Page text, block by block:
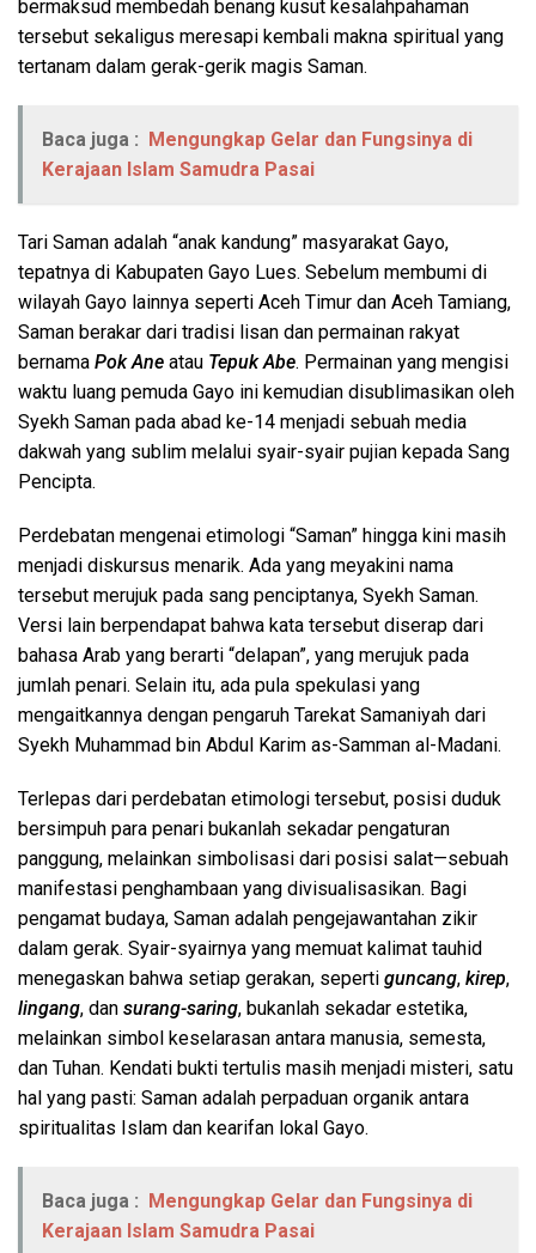
bermaksud membedah benang kusut kesalahpahaman
tersebut sekaligus meresapi kembali makna spiritual yang
tertanam dalam gerak-gerik magis Saman.
Baca juga : Mengungkap Gelar dan Fungsinya di
Kerajaan Islam Samudra Pasai
Tari Saman adalah “anak kandung” masyarakat Gayo,
tepatnya di Kabupaten Gayo Lues. Sebelum membumi di
wilayah Gayo lainnya seperti Aceh Timur dan Aceh Tamiang,
Saman berakar dari tradisi lisan dan permainan rakyat
bernama Pok Ane atau Tepuk Abe. Permainan yang mengisi
waktu luang pemuda Gayo ini kemudian disublimasikan oleh
Syekh Saman pada abad ke-14 menjadi sebuah media
dakwah yang sublim melalui syair-syair pujian kepada Sang
Pencipta.
Perdebatan mengenai etimologi “Saman” hingga kini masih
menjadi diskursus menarik. Ada yang meyakini nama
tersebut merujuk pada sang penciptanya, Syekh Saman.
Versi lain berpendapat bahwa kata tersebut diserap dari
bahasa Arab yang berarti “delapan”, yang merujuk pada
jumlah penari. Selain itu, ada pula spekulasi yang
mengaitkannya dengan pengaruh Tarekat Samaniyah dari
Syekh Muhammad bin Abdul Karim as-Samman al-Madani.
Terlepas dari perdebatan etimologi tersebut, posisi duduk
bersimpuh para penari bukanlah sekadar pengaturan
panggung, melainkan simbolisasi dari posisi salat—sebuah
manifestasi penghambaan yang divisualisasikan. Bagi
pengamat budaya, Saman adalah pengejawantahan zikir
dalam gerak. Syair-syairnya yang memuat kalimat tauhid
menegaskan bahwa setiap gerakan, seperti guncang, kirep,
lingang, dan surang-saring, bukanlah sekadar estetika,
melainkan simbol keselarasan antara manusia, semesta,
dan Tuhan. Kendati bukti tertulis masih menjadi misteri, satu
hal yang pasti: Saman adalah perpaduan organik antara
spiritualitas Islam dan kearifan lokal Gayo.
Baca juga : Mengungkap Gelar dan Fungsinya di
Kerajaan Islam Samudra Pasai